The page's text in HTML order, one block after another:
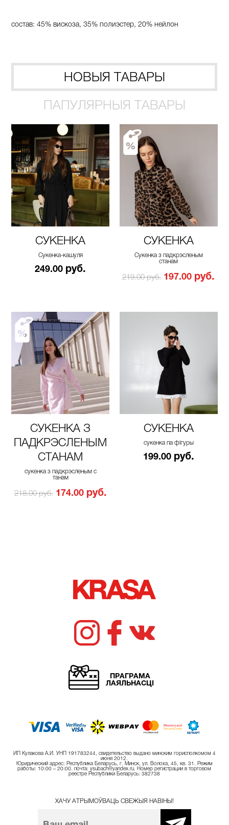
состав: 45% вискоза, 35% полиэстер, 20% нейлон
НОВЫЯ ТАВАРЫ
ПАПУЛЯРНЫЯ ТАВАРЫ
СУКЕНКА
Сукенка-кашуля
249.00 руб.
СУКЕНКА
Сукенка з падкрэсленым
станам
219.00 руб. 197.00 руб.
СУКЕНКА З
ПАДКРЭСЛЕНЫМ
СТАНАМ
сукенка з падкрэсленым с
танам
218.00 руб. 174.00 руб.
СУКЕНКА
сукенка па фігуры
199.00 руб.
ПРАГРАМА
ЛАЯЛЬНАСЦІ
ИП Кулакова А.И. УНП 191783244, свидетельство выдано минским горисполкомом 4
июня 2012.
Юридический адрес: Республика Беларусь, г. Минск, ул. Волоха, 45, кв. 31. Режим
работы: 10:00 – 20:00. почта: ysubach@yandex.ru. Номер регистрации в торговом
реестре Республики Беларусь: 382738
ХАЧУ АТРЫМОЎВАЦЬ СВЕЖЫЯ НАВІНЫ!